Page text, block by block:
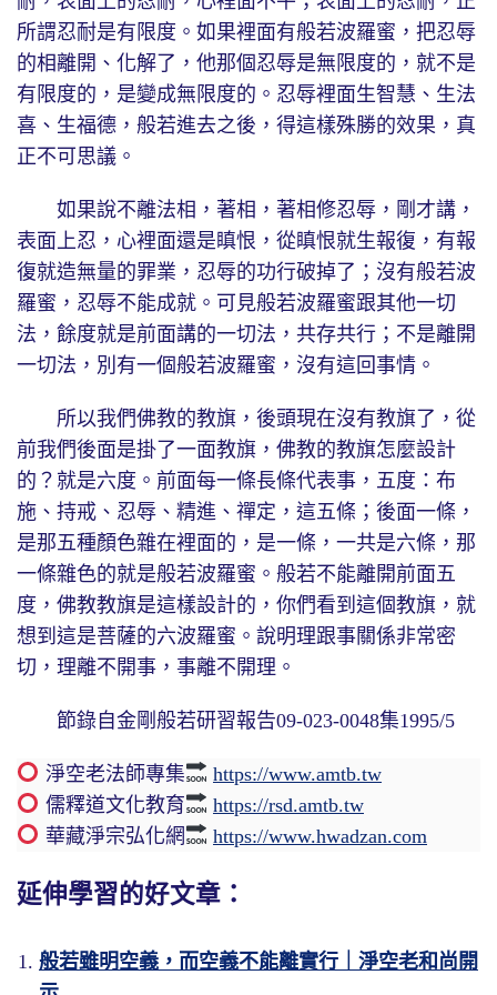
所謂忍耐是有限度。如果裡面有般若波羅蜜，把忍辱
的相離開、化解了，他那個忍辱是無限度的，就不是
有限度的，是變成無限度的。忍辱裡面生智慧、生法
喜、生福德，般若進去之後，得這樣殊勝的效果，真
正不可思議。
如果說不離法相，著相，著相修忍辱，剛才講，
表面上忍，心裡面還是瞋恨，從瞋恨就生報復，有報
復就造無量的罪業，忍辱的功行破掉了；沒有般若波
羅蜜，忍辱不能成就。可見般若波羅蜜跟其他一切
法，餘度就是前面講的一切法，共存共行；不是離開
一切法，別有一個般若波羅蜜，沒有這回事情。
所以我們佛教的教旗，後頭現在沒有教旗了，從
前我們後面是掛了一面教旗，佛教的教旗怎麼設計
的？就是六度。前面每一條長條代表事，五度：布
施、持戒、忍辱、精進、禪定，這五條；後面一條，
是那五種顏色雜在裡面的，是一條，一共是六條，那
一條雜色的就是般若波羅蜜。般若不能離開前面五
度，佛教教旗是這樣設計的，你們看到這個教旗，就
想到這是菩薩的六波羅蜜。說明理跟事關係非常密
切，理離不開事，事離不開理。
節錄自金剛般若研習報告09-023-0048集1995/5
淨空老法師專集
https://www.amtb.tw
儒釋道文化教育
https://rsd.amtb.tw
華藏淨宗弘化網
https://www.hwadzan.com
延伸學習的好文章：
般若雖明空義，而空義不能離實行｜淨空老和尚開